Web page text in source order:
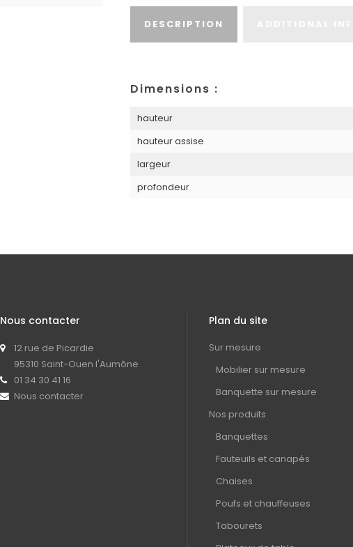
DESCRIPTION
Dimensions :
hauteur
hauteur assise
largeur
profondeur
Nous contacter
12 rue de Picardie
95310 Saint-Ouen l'Aumône
01 34 30 41 16
Nous contacter
Plan du site
Sur mesure
Mobilier sur mesure
Banquette sur mesure
Nos produits
Banquettes
Fauteuils et canapés
Chaises
Poufs et chauffeuses
Tabourets